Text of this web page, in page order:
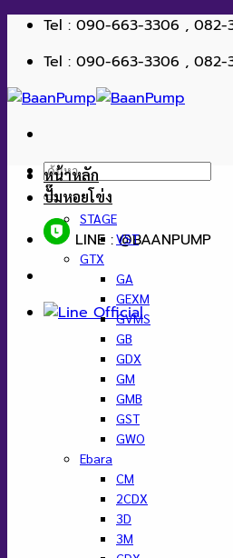
ข้าม
เนื้อหา
Tel : 090-663-3306 , 082-
Tel : 090-663-3306 , 082-
ค้นหา:
LINE : @BAANPUMP
หน้าหลัก
ปั๊มหอยโข่ง
STAGE
VST
GTX
GA
GEXM
GVMS
GB
GDX
GM
GMB
GST
GWO
Ebara
CM
2CDX
3D
3M